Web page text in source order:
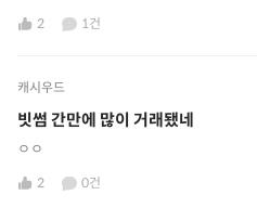
2 1건
캐시우드
빗썸 간만에 많이 거래됐네
ㅇㅇ
2 0건